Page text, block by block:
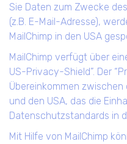
Sie Daten zum Zwecke
(z.B. E-Mail-Adresse),
MailChimp in den USA
MailChimp verfügt über
US-Privacy-Shield”. Der
Übereinkommen zwischen
und den USA, das die
Datenschutzstandards in
Mit Hilfe von MailChimp